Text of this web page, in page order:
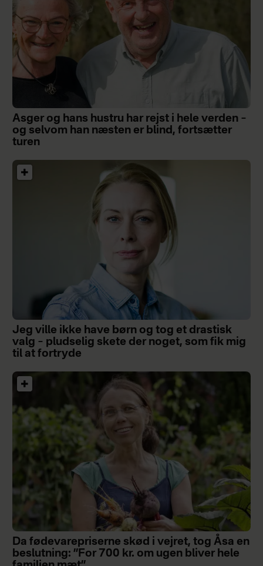
Asger og hans hustru har rejst i hele verden –
og selvom han næsten er blind, fortsætter
turen
Jeg ville ikke have børn og tog et drastisk
valg – pludselig skete der noget, som fik mig
til at fortryde
Da fødevarepriserne skød i vejret, tog Åsa en
beslutning: ”For 700 kr. om ugen bliver hele